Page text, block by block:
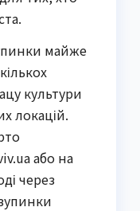
майже
культури
локацій.
або на
через